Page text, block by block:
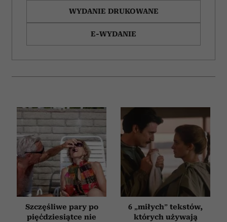
WYDANIE DRUKOWANE
E-WYDANIE
Szczęśliwe pary po
pięćdziesiątce nie
6 „miłych” tekstów,
których używają